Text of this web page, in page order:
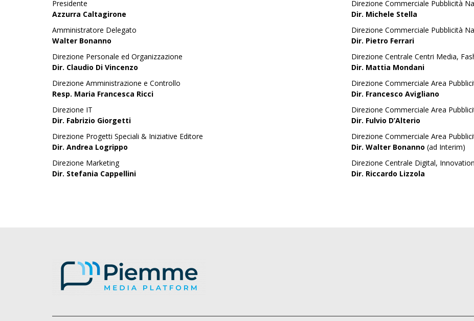
Presidente
Azzurra Caltagirone
Amministratore Delegato
Walter Bonanno
Direzione Personale ed Organizzazione
Dir. Claudio Di Vincenzo
Direzione Amministrazione e Controllo
Resp. Maria Francesca Ricci
Direzione IT
Dir. Fabrizio Giorgetti
Direzione Progetti Speciali & Iniziative Editore
Dir. Andrea Logrippo
Direzione Marketing
Dir. Stefania Cappellini
Direzione Commerciale Pubblicità
Dir. Michele Stella
Direzione Commerciale Pubblicità
Dir. Pietro Ferrari
Direzione Centrale Centri Media,
Dir. Mattia Mondani
Direzione Commerciale Area
Dir. Francesco Avigliano
Direzione Commerciale Area
Dir. Fulvio D’Alterio
Direzione Commerciale Area
Dir. Walter Bonanno (ad Interim)
Direzione Centrale Digital,
Dir. Riccardo Lizzola